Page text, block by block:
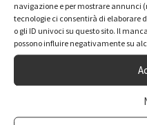
navigazione e per mostrare annunci
tecnologie ci consentirà di
o gli ID univoci su questo sito. Il
possono influire negativamente su
Categorie prodotto